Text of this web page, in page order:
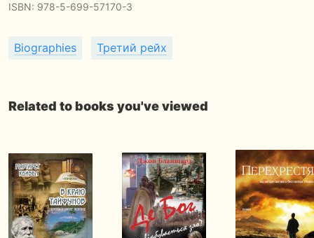
ISBN: 978-5-699-57170-3
Biographies Третий рейх
Related to books you've viewed